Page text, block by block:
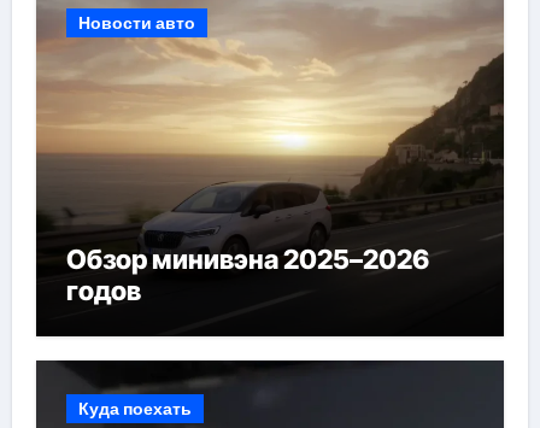
Новости авто
Обзор минивэна 2025–2026
годов
Куда поехать